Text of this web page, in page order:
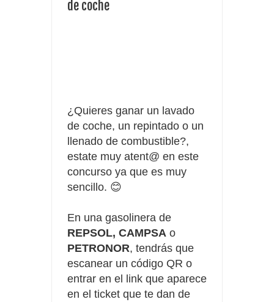
de coche
¿Quieres ganar un lavado
de coche, un repintado o un
llenado de combustible?,
estate muy atent@ en este
concurso ya que es muy
sencillo. 😊
En una gasolinera de
REPSOL, CAMPSA o
PETRONOR, tendrás que
escanear un código QR o
entrar en el link que aparece
en el ticket que te dan de